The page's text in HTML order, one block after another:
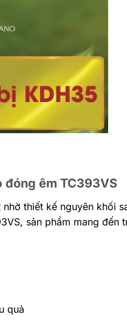
đóng êm TC393VS
thiết kế nguyên khối
sản phẩm mang
quả